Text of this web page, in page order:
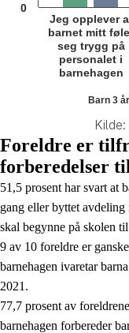
Jeg opplever
barnet mitt
seg trygg på
personalet i
barnehagen
0
Barn 3
End of interactive chart.
Foreldre er
forberedelser
51,5 prosent har svart at
gang eller byttet avdeling
skal begynne på skolen
9 av 10 foreldre er
barnehagen ivaretar
2021.
77,7 prosent av
barnehagen forbereder